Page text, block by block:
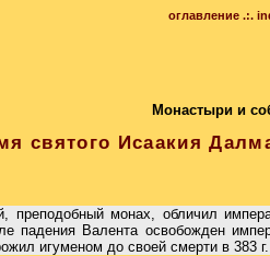
оглавление .:.
Монастыри и
святого Исаакия
преподобный монах, обличил
падения Валента освобожден
игуменом до своей смерти в 383